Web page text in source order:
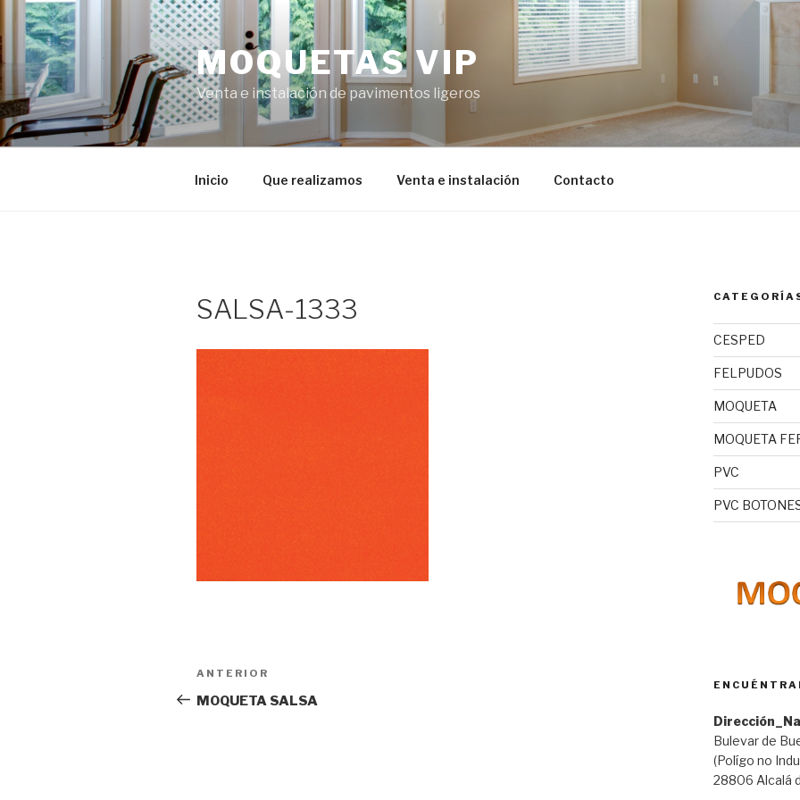
al
contenido
MOQUETAS VIP
Venta e instalación de pavimentos ligeros
Inicio Que realizamos Venta e instalación Contacto
SALSA-1333
Navegación
de
Entrada
anterior:
ANTERIOR
MOQUETA SALSA
CESPED
FELPUDOS
MOQUETA
MOQUETA
PVC
PVC
Bulevar de
(Polígo no
28806 Alcalá